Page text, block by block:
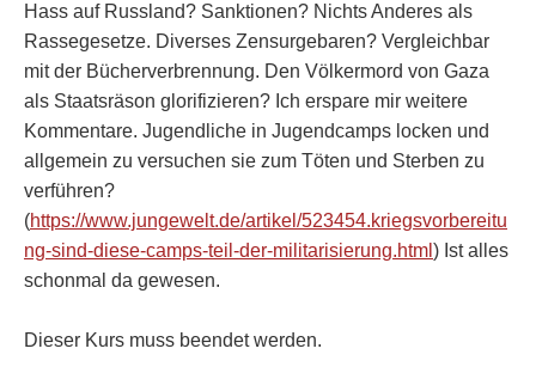
Hass auf Russland? Sanktionen? Nichts Anderes als
Rassegesetze. Diverses Zensurgebaren? Vergleichbar
mit der Bücherverbrennung. Den Völkermord von Gaza
als Staatsräson glorifizieren? Ich erspare mir weitere
Kommentare. Jugendliche in Jugendcamps locken und
allgemein zu versuchen sie zum Töten und Sterben zu
verführen?
(https://www.jungewelt.de/artikel/523454.kriegsvorbereitu
ng-sind-diese-camps-teil-der-militarisierung.html ) Ist alles
schonmal da gewesen.
Dieser Kurs muss beendet werden.